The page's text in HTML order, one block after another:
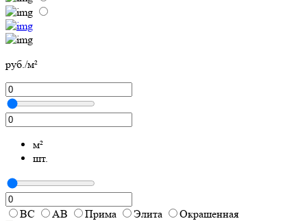
руб./м²
м²
шт.
ВС АВ Прима Элита Окрашенная